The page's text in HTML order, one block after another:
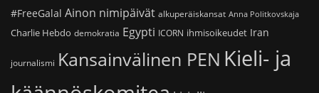
#FreeGalal Ainon nimipäivät alkuperäiskansat Anna Politkovskaja
Charlie Hebdo demokratia Egypti ICORN ihmisoikeudet Iran
journalismi Kansainvälinen PEN Kieli- ja